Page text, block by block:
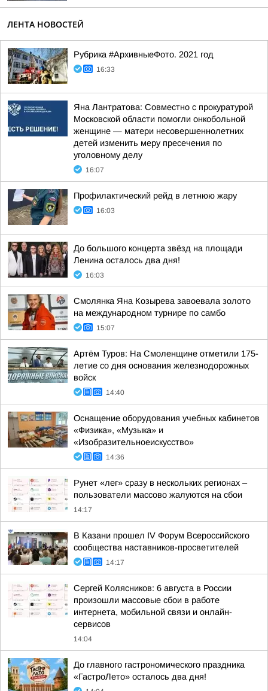
ЛЕНТА НОВОСТЕЙ
Рубрика #АрхивныеФото. 2021 год
16:33
Яна Лантратова: Совместно с прокуратурой
Московской области помогли онкобольной
женщине — матери несовершеннолетних
детей изменить меру пресечения по
уголовному делу
16:07
Профилактический рейд в летнюю жару
16:03
До большого концерта звёзд на площади
Ленина осталось два дня!
16:03
Смолянка Яна Козырева завоевала золото
на международном турнире по самбо
15:07
Артём Туров: На Смоленщине отметили 175-
летие со дня основания железнодорожных
войск
14:40
Оснащение оборудования учебных кабинетов
«Физика», «Музыка» и
«Изобразительноеискусство»
14:36
Рунет «лег» сразу в нескольких регионах –
пользователи массово жалуются на сбои
14:17
В Казани прошел IV Форум Всероссийского
сообщества наставников-просветителей
14:17
Сергей Колясников: 6 августа в России
произошли массовые сбои в работе
интернета, мобильной связи и онлайн-
сервисов
14:04
До главного гастрономического праздника
«ГастроЛето» осталось два дня!